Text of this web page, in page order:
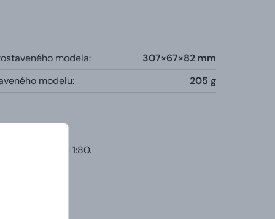
modela:
307×67×82 mm
modelu: 205 g
v merítku 1:80.